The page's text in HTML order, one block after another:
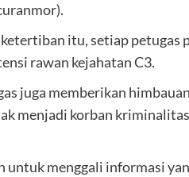
itu, setiap petugas
rawan kejahatan C3.
juga memberikan
menjadi korban
menggali informasi